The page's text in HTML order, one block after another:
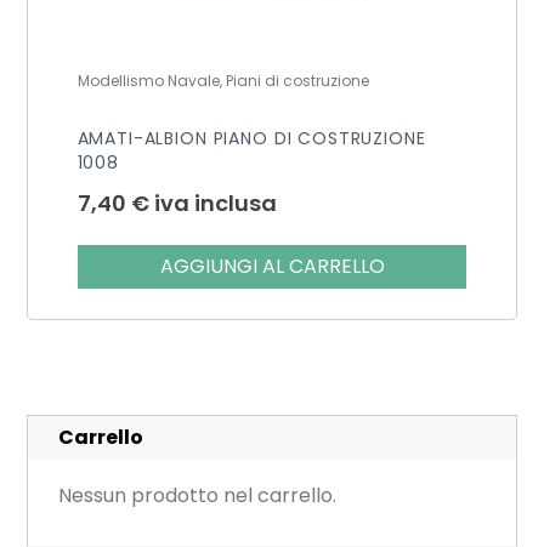
Modellismo Navale, Piani di costruzione
AMATI-ALBION PIANO DI COSTRUZIONE
1008
7,40 € iva inclusa
AGGIUNGI AL CARRELLO
Carrello
Nessun prodotto nel carrello.